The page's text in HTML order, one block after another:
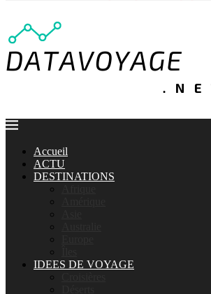
Accueil
ACTU
DESTINATIONS
IDEES DE VOYAGE